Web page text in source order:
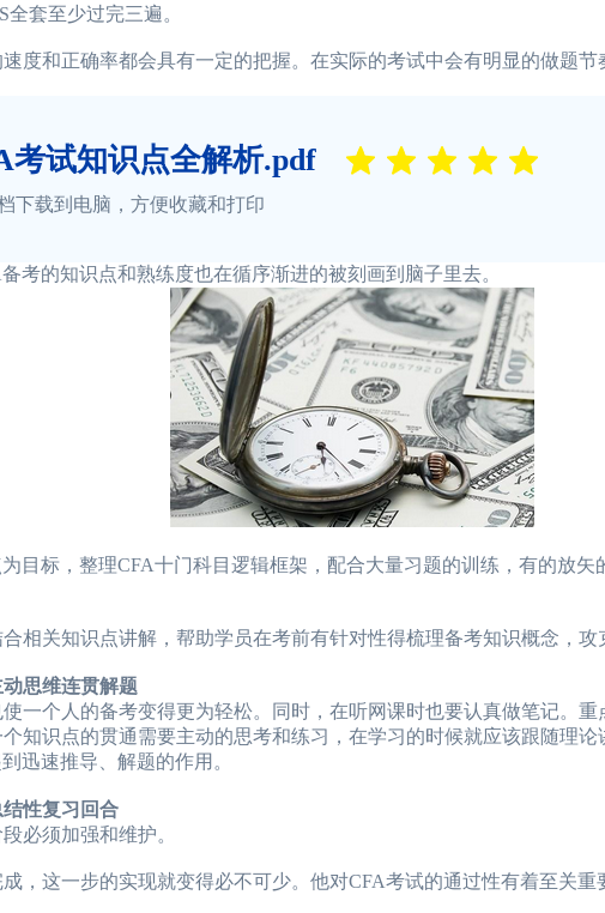
套至少过完三遍。
和正确率都会具有一定的把握。在实际的考试中会有明显的做题节
考试知识点全解析.pdf
下载到电脑，方便收藏和打印
的知识点和熟练度也在循序渐进的被刻画到脑子里去。
标，整理CFA十门科目逻辑框架，配合大量习题的训练，有的放矢
关知识点讲解，帮助学员在考前有针对性得梳理备考知识概念，攻
思维连贯解题
个人的备考变得更为轻松。同时，在听网课时也要认真做笔记。重
知识点的贯通需要主动的思考和练习，在学习的时候就应该跟随理
迅速推导、解题的作用。
性复习回合
须加强和维护。
这一步的实现就变得必不可少。他对CFA考试的通过性有着至关重